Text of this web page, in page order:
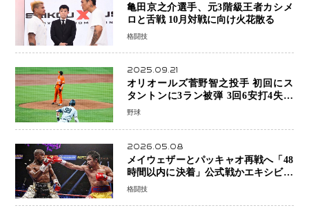
亀田京之介選手、元3階級王者カシメ
格闘技
2025.09.21
オリオールズ菅野智之投手 初回にス
タントンに3ラン被弾 3回6安打4失点
で降板
野球
2026.05.08
メイウェザーとパッキャオ再戦へ「48
時間以内に決着」公式戦かエキシビシ
ョンか混迷続く
格闘技